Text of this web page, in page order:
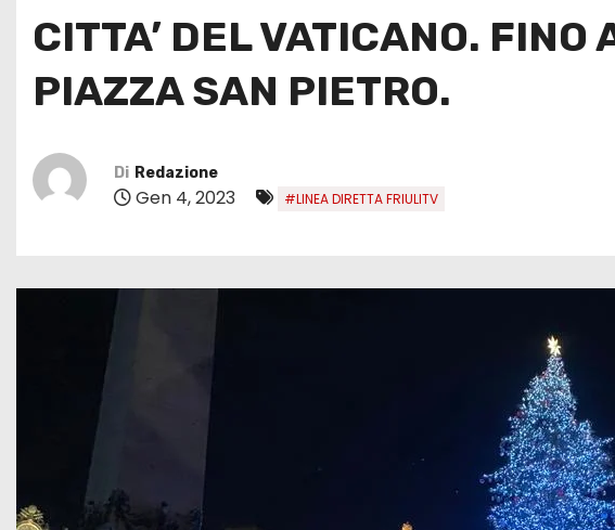
CITTA’ DEL VATICANO. FINO
PIAZZA SAN PIETRO.
Di Redazione
Gen 4, 2023 #LINEA DIRETTA FRIULITV